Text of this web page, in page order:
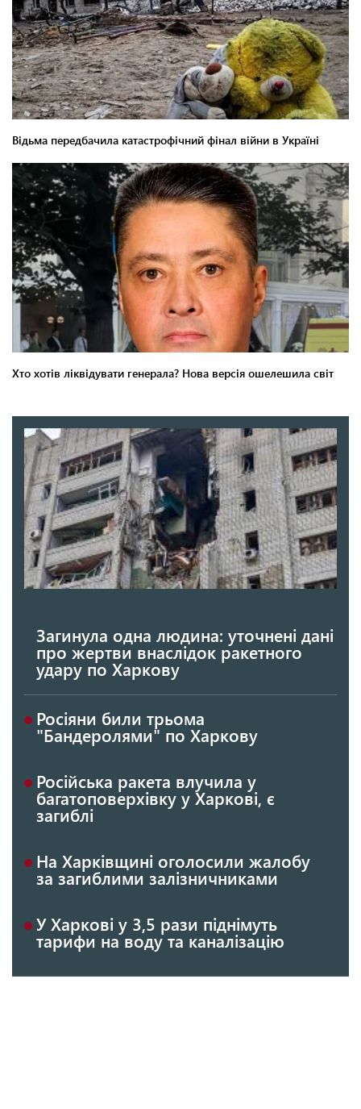
Загинула одна людина: уточнені дані
про жертви внаслідок ракетного
удару по Харкову
Росіяни били трьома
"Бандеролями" по Харкову
Російська ракета влучила у
багатоповерхівку у Харкові, є
загиблі
На Харківщині оголосили жалобу
за загиблими залізничниками
У Харкові у 3,5 рази піднімуть
тарифи на воду та каналізацію